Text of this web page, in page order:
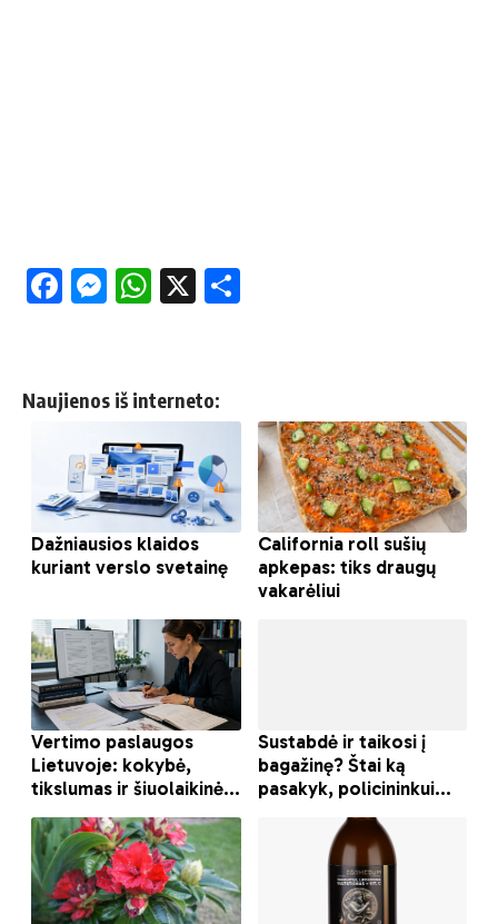
Facebook
Messenger
WhatsApp
X
Naujienos iš interneto: